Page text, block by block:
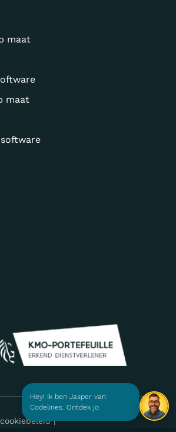
maat
maat
cookiebeleid
Hey! Ik ben Jasper van
Codelines. Ontdek jouw
digitale gr